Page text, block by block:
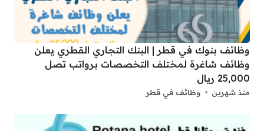
وظائف بنوك في قطر | البنك التجاري القطري يعلن
وظائف شاغرة لمختلف التخصصات برواتب تصل
25,000 ريال
منذ شهرين وظائف في قطر